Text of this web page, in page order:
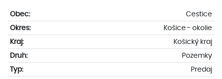
Obec:
Cestice
Okres:
Košice - okolie
Kraj:
Košický kraj
Druh:
Pozemky
Typ:
Predaj